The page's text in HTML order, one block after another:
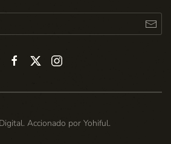
Accionado por Yohiful.